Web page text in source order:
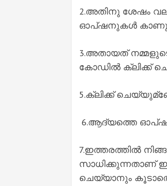
2.അതിനു ശേഷം
ഓപ്‌ഷനുകള്‍
3.അതായത്
കോഡില്‍ ക്ലിക്ക്
5.ക്ലിക്ക്
6.ആദ്യത്തെ
7.ഇത്തരത്തില്‍
സാധിക്കുന്നതാണ്
ചെയ്യാനും